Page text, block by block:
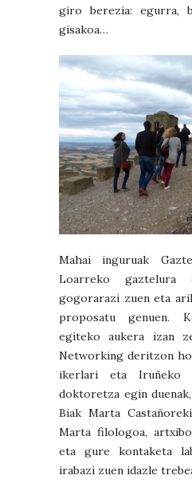
giro berezia: egurra,
gisakoa…
Mahai inguruak
Loarreko gaztelura
gogorarazi zuen eta
proposatu genuen.
egiteko aukera izan
Networking deritzon
ikerlari eta Iruñeko
doktoretza egin
Biak Marta
Marta filologoa,
eta gure kontaketa
irabazi zuen idazle